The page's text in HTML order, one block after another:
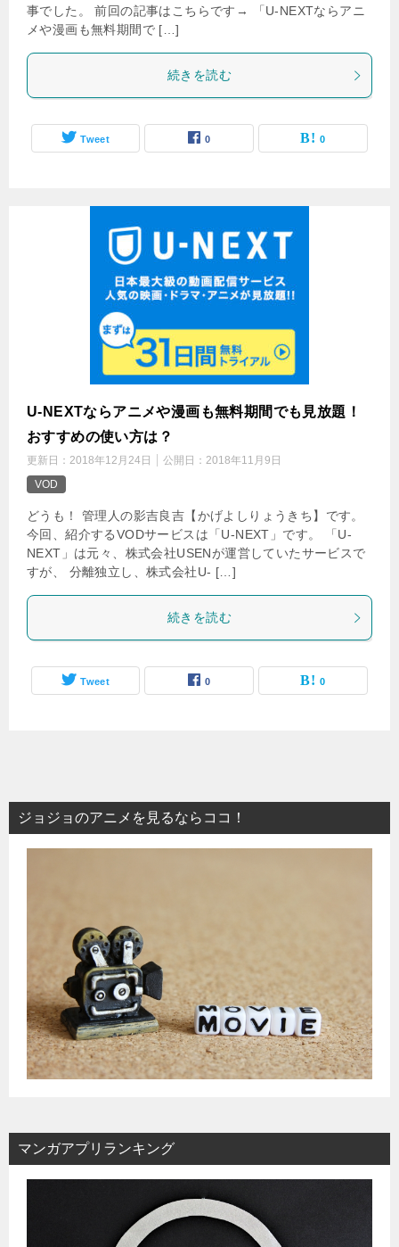
事でした。 前回の記事はこちらです→ 「U-NEXTならアニ
メや漫画も無料期間で […]
続きを読む
Tweet 0 0
U-NEXTならアニメや漫画も無料期間でも見放題！
おすすめの使い方は？
更新日： 2018年12月24日 公開日： 2018年11月9日
VOD
どうも！ 管理人の影吉良吉【かげよしりょうきち】です。
今回、紹介するVODサービスは「U-NEXT」です。 「U-
NEXT」は元々、株式会社USENが運営していたサービスで
すが、 分離独立し、株式会社U- […]
続きを読む
Tweet 0 0
ジョジョのアニメを見るならココ！
マンガアプリランキング